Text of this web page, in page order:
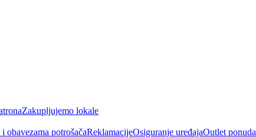
Zakupljujemo lokale
obavezama potrošačaReklamacijeOsiguranje uređajaOutlet ponuda